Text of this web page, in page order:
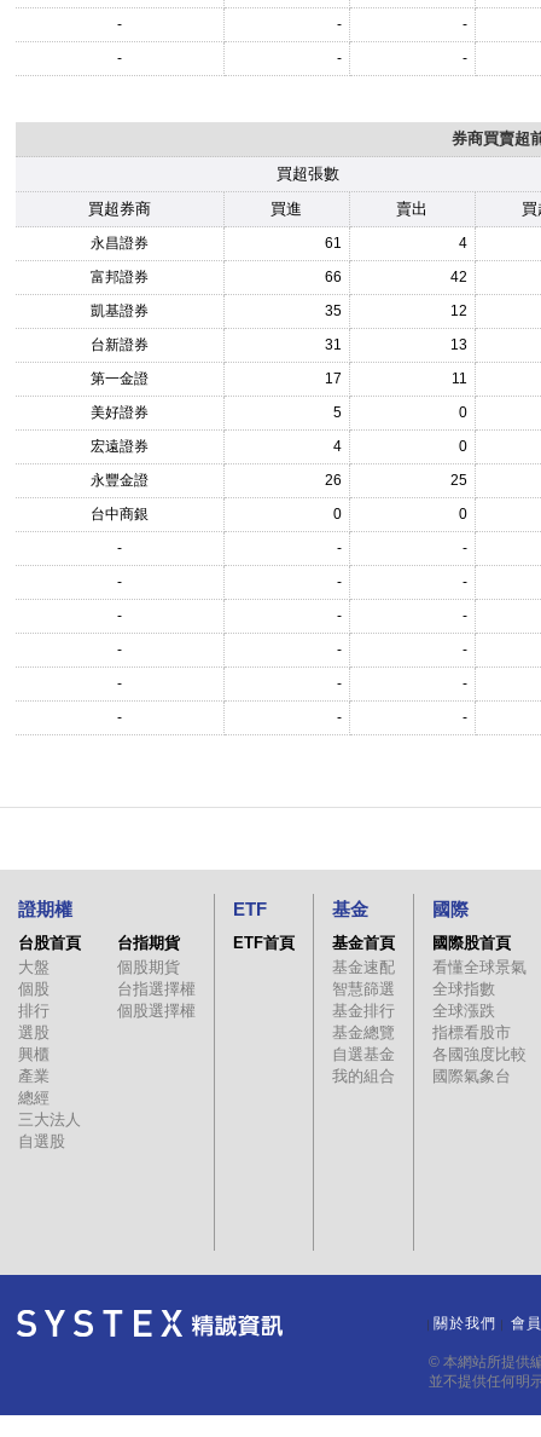
-
-
-
-
- -
券商買賣超
買超張數
買超券商
買進 賣出
永昌證券 61
4
富邦證券
66
42
凱基證券
35
12
台新證券
31
13
第一金證
17
11
美好證券
5
0
宏遠證券
4
0
永豐金證
26
25
台中商銀
0
0
-
-
-
-
-
-
-
-
-
-
-
-
-
-
-
-
- -
證期權
台股首頁
大盤
個股
排行
選股
興櫃
產業
總經
三大法人
自選股
台指期貨
個股期貨
台指選擇權
個股選擇權
ETF
ETF首頁
基金
基金首頁
基金速配
智慧篩選
基金排行
基金總覽
自選基金
我的組合
國際
國際股首頁
看懂全球景氣
全球指數
全球漲跌
指標看股市
各國強度比較
國際氣象台
關於我們 會
© 本網站所提供
並不提供任何明